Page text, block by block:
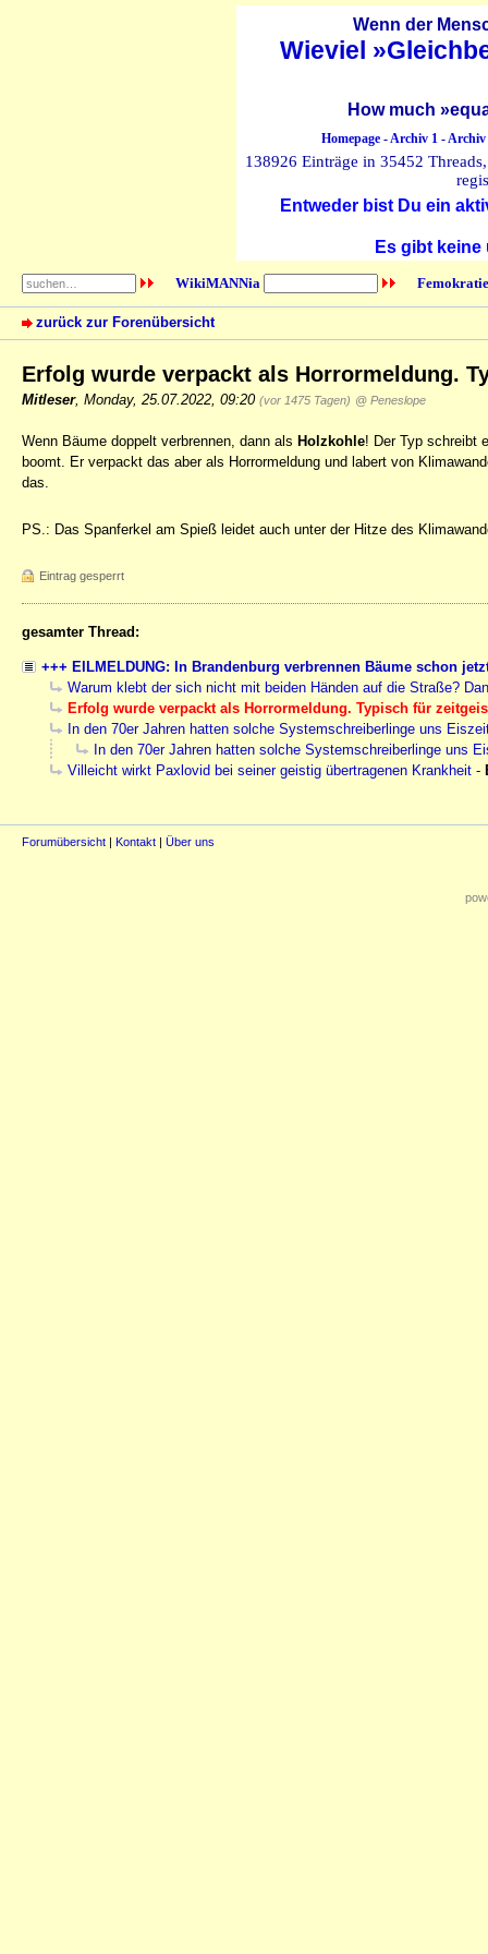
Wenn der
Wieviel
How much
Homepage-Archiv 1-Archiv
138926 Einträge in 35452
Entweder bist Du ein
Es gibt
WikiMANNia
zurück zur Forenübersicht
Erfolg wurde verpackt als Horrormeldung.
Mitleser, Monday, 25.07.2022, 09:20 (vor 1475 Tagen) @ Peneslope
Wenn Bäume doppelt verbrennen, dann als Holzkohle! Der Typ schreibt
boomt. Er verpackt das aber als Horrormeldung und labert von
das.
PS.: Das Spanferkel am Spieß leidet auch unter der Hitze des
Eintrag gesperrt
gesamter Thread:
+++ EILMELDUNG: In Brandenburg verbrennen Bäume schon
Warum klebt der sich nicht mit beiden Händen auf die Straße?
Erfolg wurde verpackt als Horrormeldung. Typisch für
In den 70er Jahren hatten solche Systemschreiberlinge uns
In den 70er Jahren hatten solche Systemschreiberlinge uns
Villeicht wirkt Paxlovid bei seiner geistig übertragenen Krankheit -
Forumübersicht | Kontakt | Über uns